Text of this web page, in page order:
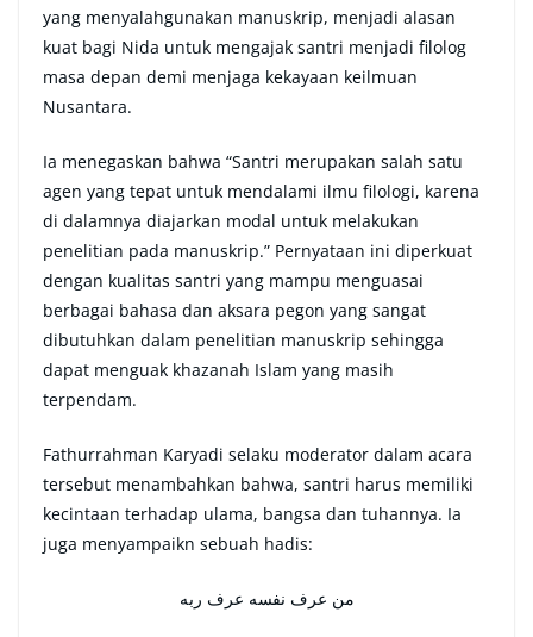
yang menyalahgunakan manuskrip, menjadi alasan
kuat bagi Nida untuk mengajak santri menjadi filolog
masa depan demi menjaga kekayaan keilmuan
Nusantara.
Ia menegaskan bahwa “Santri merupakan salah satu
agen yang tepat untuk mendalami ilmu filologi, karena
di dalamnya diajarkan modal untuk melakukan
penelitian pada manuskrip.” Pernyataan ini diperkuat
dengan kualitas santri yang mampu menguasai
berbagai bahasa dan aksara pegon yang sangat
dibutuhkan dalam penelitian manuskrip sehingga
dapat menguak khazanah Islam yang masih
terpendam.
Fathurrahman Karyadi selaku moderator dalam acara
tersebut menambahkan bahwa, santri harus memiliki
kecintaan terhadap ulama, bangsa dan tuhannya. Ia
juga menyampaikn sebuah hadis:
من عرف نفسه عرف ربه